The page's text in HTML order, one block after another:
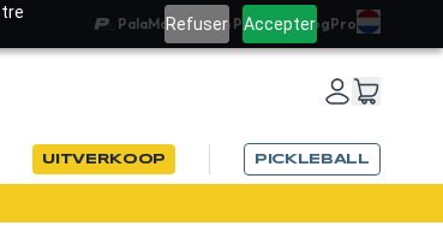
Refuser Accepter
PalaMatchTeam PadelRefBlogPro
UITVERKOOP PICKLEBALL